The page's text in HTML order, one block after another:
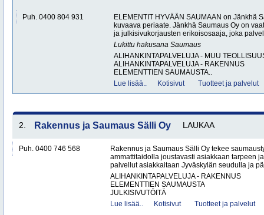
Puh. 0400 804 931
ELEMENTIT HYVÄÄN SAUMAAN on Jänkhä
kuvaava periaate. Jänkhä Saumaus Oy on
ja julkisivukorjausten erikoisosaaja, joka
Lukittu hakusana Saumaus
ALIHANKINTAPALVELUJA - MUU
ALIHANKINTAPALVELUJA - RAKENNUS
ELEMENTTIEN SAUMAUSTA..
Lue lisää..
Kotisivut Tuotteet ja palvelut
2. Rakennus ja Saumaus Sälli Oy LAUKAA
Puh. 0400 746 568
Rakennus ja Saumaus Sälli Oy tekee
ammattitaidolla joustavasti asiakkaan tarpeen
palvellut asiakkaitaan Jyväskylän seudulla ja
ALIHANKINTAPALVELUJA - RAKENNUS
ELEMENTTIEN SAUMAUSTA
JULKISIVUTÖITÄ
Lue lisää..
Kotisivut Tuotteet ja palvelut